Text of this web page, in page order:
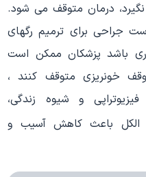
درمان متوقف می شود.
جراحی برای ترمیم رگهای
باشد پزشکان ممکن است
خونریزی متوقف کنند ،
و شیوه زندگی،
الکل باعث کاهش آسیب و